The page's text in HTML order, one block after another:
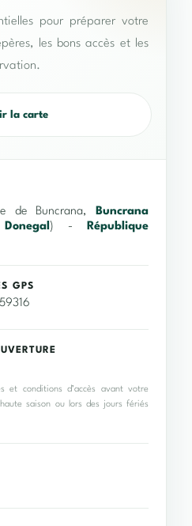
pour préparer votre
les bons accès et les
la carte
de Buncrana, Buncrana
) - République
GPS
et conditions d’accès avant votre
saison ou lors des jours fériés